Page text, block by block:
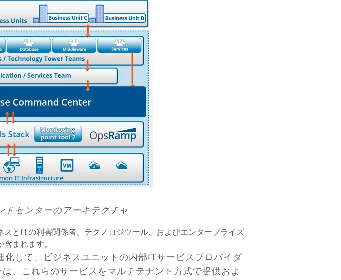
ドセンターのアーキテクチャ
とITの利害関係者、テクノロジツール、およびエンタープライズ
まれます。
化して、ビジネスユニットの内部ITサービスプロバイダ
、これらのサービスをマルチテナント方式で提供およ